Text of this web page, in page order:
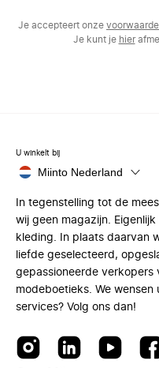
Je accepteert onze
Je kunt je hier
U winkelt bij
Miinto Nederland
In tegenstelling tot de
wij geen magazijn.
kleding. In plaats daarvan
liefde geselecteerd,
gepassioneerde verkopers
modeboetieks. We
services? Volg ons dan!